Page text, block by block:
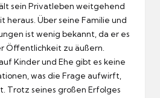
sein Privatleben weitgehend
heraus. Über seine Familie und
ist wenig bekannt, da er es
Öffentlichkeit zu äußern.
Kinder und Ehe gibt es keine
was die Frage aufwirft,
Trotz seines großen Erfolges